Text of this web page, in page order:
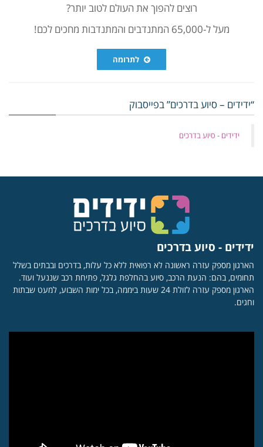
רוצים להפוך את העולם לטוב יותר?
מעל ל-65,000 המתנדבים והמתנדבות מחכים לכם!
לתרומה
“ידידים – סיוע בדרכים” בפייסבוק
‏ידידים - סיוע בדרכים
ידידים - סיוע בדרכים
הארגון מספק עזרה ראשונה לא רפואית ללא כל עלות, בדרכים ובבתים בשלל
תחומים, בהם: הנעת הרכב, סיוע בהחלפת גלגל, פתיחת רכב שננעל ועוד.
הארגון מספק עזרה לזולת 24 שעות ביממה, בכל ימות השבוע, למעט שבתות
וחגים.